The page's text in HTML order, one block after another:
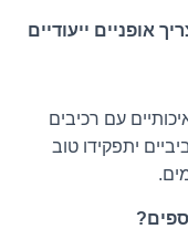
אופניים ייעודיים
עם רכיבים
יתפקידו טוב